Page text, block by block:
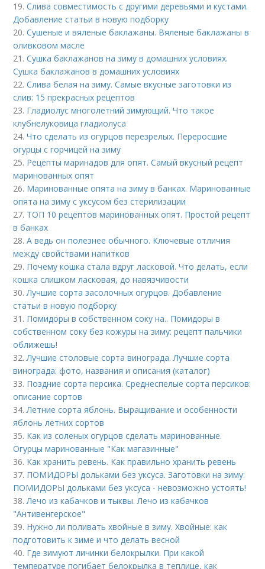
19.Слива совместимость с другими деревьями и кустами.
Добавление статьи в новую подборку
20.Сушеные и вяленые баклажаны. Вяленые баклажаны в
оливковом масле
21.Сушка баклажанов на зиму в домашних условиях.
Сушка баклажанов в домашних условиях
22.Слива белая на зиму. Самые вкусные заготовки из
слив: 15 прекрасных рецептов
23. Гладиолус многолетний зимующий. Что такое
клубнелуковица гладиолуса
24.Что сделать из огурцов перезрелых. Переросшие
огурцы с горчицей на зиму
25. Рецепты маринадов для опят. Самый вкусный рецепт
маринованных опят
26. Маринованные опята на зиму в банках. Маринованные
опята на зиму с уксусом без стерилизации
27. ТОП 10 рецептов маринованных опят. Простой рецепт
в банках
28.А ведь он полезнее обычного. Ключевые отличия
между свойствами напитков
29. Почему кошка стала вдруг ласковой. Что делать, если
кошка слишком ласковая, до навязчивости
30.Лучшие сорта засолочных огурцов. Добавление
статьи в новую подборку
31. Помидоры в собственном соку на.. Помидоры в
собственном соку без кожуры на зиму: рецепт пальчики
оближешь!
32.Лучшие столовые сорта винограда. Лучшие сорта
винограда: фото, названия и описания (каталог)
33. Поздние сорта персика. Среднеспелые сорта персиков:
описание сортов
34.Летние сорта яблонь. Выращивание и особенности
яблонь летних сортов
35. Как из соленых огурцов сделать маринованные.
Огурцы маринованные "Как магазинные"
36. Как хранить ревень. Как правильно хранить ревень
37. ПОМИДОРЫ дольками без уксуса. Заготовки на зиму:
ПОМИДОРЫ дольками без уксуса - невозможно устоять!
38.Лечо из кабачков и тыквы. Лечо из кабачков
"Антивенгерское"
39. Нужно ли поливать хвойные в зиму. Хвойные: как
подготовить к зиме и что делать весной
40. Где зимуют личинки белокрылки. При какой
температуре погибает белокрылка в теплице, как